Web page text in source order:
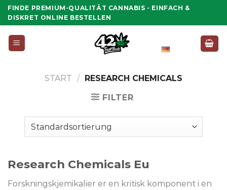
Zum
Inhalt
FINDE PREMIUM-QUALITÄT CANNABIS - EINFACH &
DISKRET ONLINE BESTELLEN
START / RESEARCH CHEMICALS
FILTER
Research Chemicals Eu
Forskningskjemikalier er en kritisk komponent i en